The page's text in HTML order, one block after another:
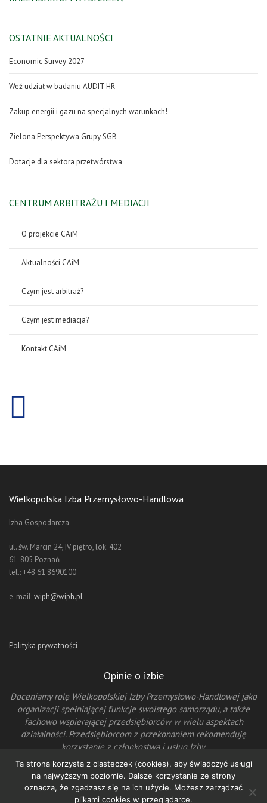
OSTATNIE AKTUALNOŚCI
Economic Survey 2027
Weź udział w badaniu AUDIT HR
Zakup energii i gazu na specjalnych warunkach!
Zielona Perspektywa Grupy SGB
Dotacje dla sektora przetwórstwa
CENTRUM ARBITRAŻU I MEDIACJI
O projekcie CAiM
Aktualności CAiM
Czym jest arbitraż?
Czym jest mediacja?
Kontakt CAiM
Wielkopolska Izba Przemysłowo-Handlowa
Izba Gospodarcza
ul. św. Marcin 24, IV piętro, lok. 402
61-805 Poznań
tel.: +48 61 8690100
e-mail:wiph@wiph.pl
Polityka prywatności
Opinie o izbie
Doceniamy rolę Wielkopolskiej Izby Przemysłowo-Handlowej jako
organizacji spełniającej funkcje swoistego samorządu, a także
fachowo wspierającej przedsiębiorców w wielu aspektach
działalności. Przedsiębiorcom z przekonaniem rekomenduję
korzystanie z członkostwa i usług Izby.
Jacek Rutkowski – Prezes Zarządu AMICA S.A.
Ta strona korzysta z ciasteczek (cookies), aby świadczyć usługi
na najwyższym poziomie. Dalsze korzystanie ze strony
oznacza, że zgadzasz się na ich użycie. Możesz zarządzać
plikami cookies w przeglądarce.